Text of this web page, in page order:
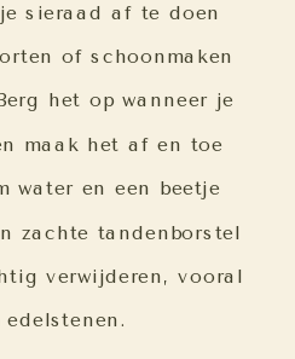
sieraad af te doen
of schoonmaken
het op wanneer je
maak het af en toe
water en een beetje
zachte tandenborstel
verwijderen, vooral
edelstenen.